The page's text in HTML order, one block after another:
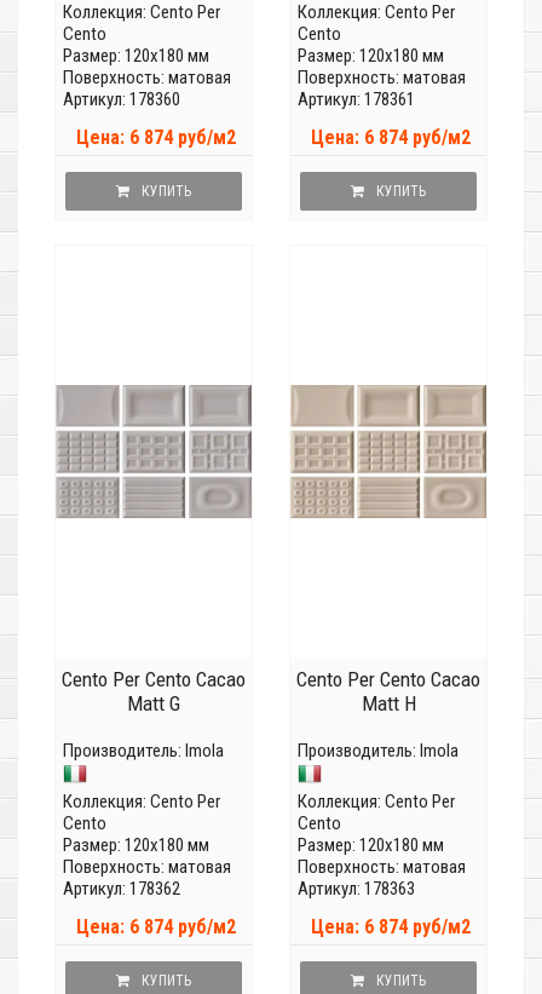
Коллекция: Cento Per
Cento
Размер: 120x180 мм
Поверхность: матовая
Артикул: 178360
Цена: 6 874 руб/м2
КУПИТЬ
Коллекция: Cento Per
Cento
Размер: 120x180 мм
Поверхность: матовая
Артикул: 178361
Цена: 6 874 руб/м2
КУПИТЬ
Cento Per Cento Cacao
Matt G
Производитель: Imola
Коллекция: Cento Per
Cento
Размер: 120x180 мм
Поверхность: матовая
Артикул: 178362
Цена: 6 874 руб/м2
КУПИТЬ
Cento Per Cento Cacao
Matt H
Производитель: Imola
Коллекция: Cento Per
Cento
Размер: 120x180 мм
Поверхность: матовая
Артикул: 178363
Цена: 6 874 руб/м2
КУПИТЬ